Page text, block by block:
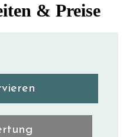
& Preise